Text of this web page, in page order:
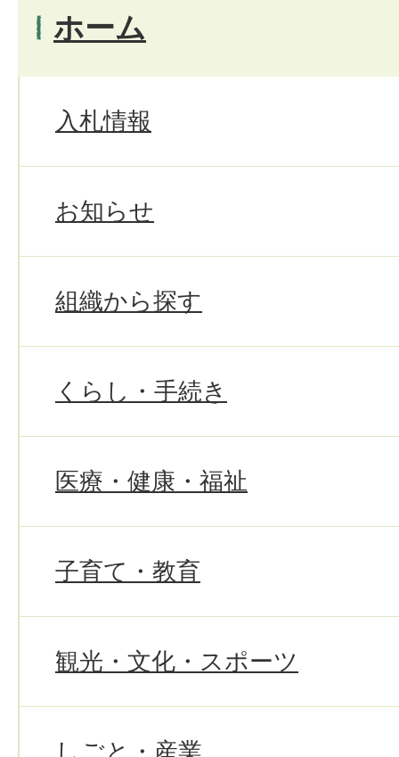
ホーム
入札情報
お知らせ
組織から探す
くらし・手続き
医療・健康・福祉
子育て・教育
観光・文化・スポーツ